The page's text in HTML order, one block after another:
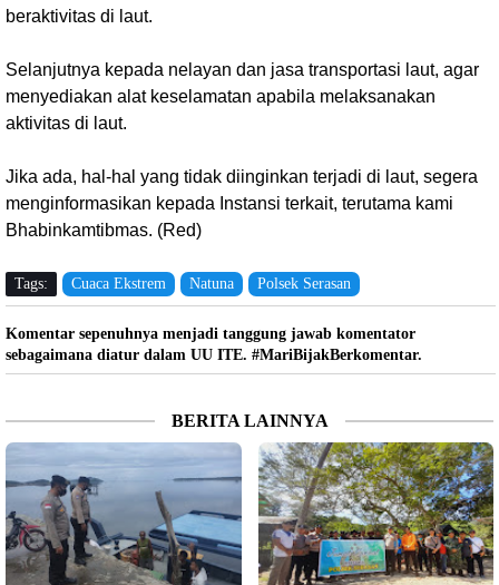
beraktivitas di laut.
Selanjutnya kepada nelayan dan jasa transportasi laut, agar
menyediakan alat keselamatan apabila melaksanakan
aktivitas di laut.
Jika ada, hal-hal yang tidak diinginkan terjadi di laut, segera
menginformasikan kepada Instansi terkait, terutama kami
Bhabinkamtibmas. (Red)
Tags: Cuaca Ekstrem Natuna Polsek Serasan
Komentar sepenuhnya menjadi tanggung jawab komentator
sebagaimana diatur dalam UU ITE. #MariBijakBerkomentar.
BERITA LAINNYA